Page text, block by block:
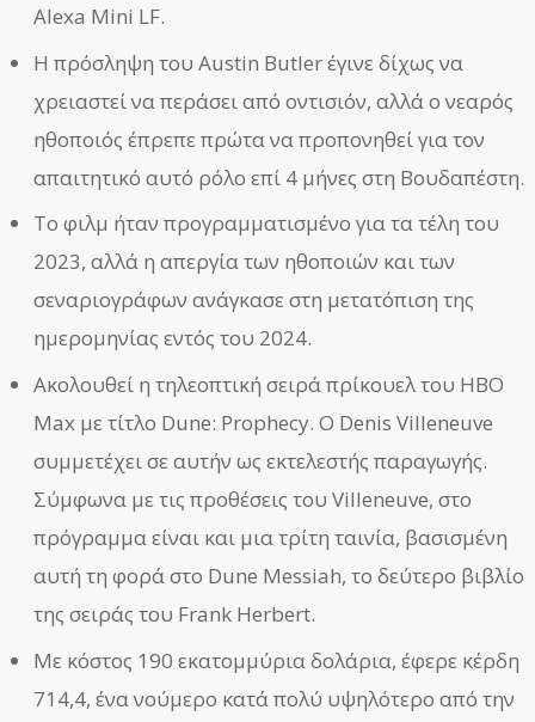
Alexa Mini LF.
Η πρόσληψη του Austin Butler έγινε δίχως να
χρειαστεί να περάσει από οντισιόν, αλλά ο νεαρός
ηθοποιός έπρεπε πρώτα να προπονηθεί για τον
απαιτητικό αυτό ρόλο επί 4 μήνες στη Βουδαπέστη.
Το φιλμ ήταν προγραμματισμένο για τα τέλη του
2023, αλλά η απεργία των ηθοποιών και των
σεναριογράφων ανάγκασε στη μετατόπιση της
ημερομηνίας εντός του 2024.
Ακολουθεί η τηλεοπτική σειρά πρίκουελ του HBO
Max με τίτλο Dune: Prophecy. Ο Denis Villeneuve
συμμετέχει σε αυτήν ως εκτελεστής παραγωγής.
Σύμφωνα με τις προθέσεις του Villeneuve, στο
πρόγραμμα είναι και μια τρίτη ταινία, βασισμένη
αυτή τη φορά στο Dune Messiah, το δεύτερο βιβλίο
της σειράς του Frank Herbert.
Με κόστος 190 εκατομμύρια δολάρια, έφερε κέρδη
714,4, ένα νούμερο κατά πολύ υψηλότερο από την